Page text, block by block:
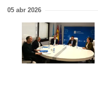
05 abr 2026